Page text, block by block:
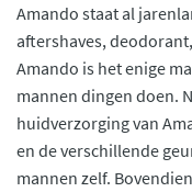
Amando staat al
aftershaves,
Amando is het enige
mannen dingen doen.
huidverzorging van
en de verschillende
mannen zelf.